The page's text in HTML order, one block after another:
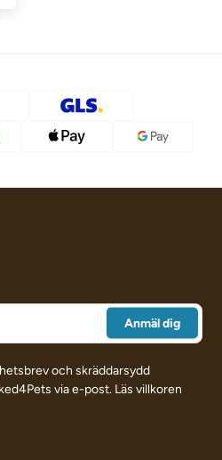
och skräddarsydd
via e-post. Läs villkoren